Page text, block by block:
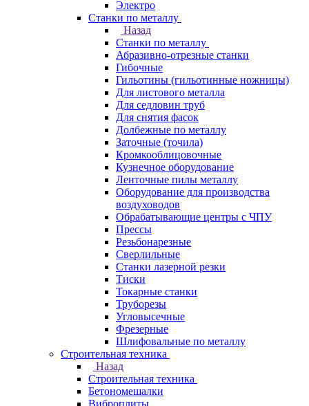
Электро
Станки по металлу
Назад
Станки по металлу
Абразивно-отрезные станки
Гибочные
Гильотины (гильотинные ножницы)
Для листового металла
Для седловин труб
Для снятия фасок
Долбежные по металлу
Заточные (точила)
Кромкооблицовочные
Кузнечное оборудование
Ленточные пилы металлу
Оборудование для производства
воздуховодов
Обрабатывающие центры с ЧПУ
Прессы
Резьбонарезные
Сверлильные
Станки лазерной резки
Тиски
Токарные станки
Труборезы
Угловысечные
Фрезерные
Шлифовальные по металлу
Строительная техника
Назад
Строительная техника
Бетономешалки
Виброплиты